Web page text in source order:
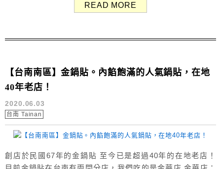
家選擇鹿做為他們代代相傳的家徽。 用餐環境 這間店真的
READ MORE
【台南南區】金鍋貼。內餡飽滿的人氣鍋貼，在地
40年老店！
2020.06.03
台南 Tainan
創店於民國67年的金鍋貼 至今已是超過40年的在地老店！